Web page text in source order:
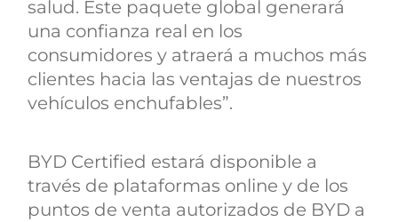
salud. Este paquete global generará
una confianza real en los
consumidores y atraerá a muchos más
clientes hacia las ventajas de nuestros
vehículos enchufables”.
BYD Certified estará disponible a
través de plataformas online y de los
puntos de venta autorizados de BYD a